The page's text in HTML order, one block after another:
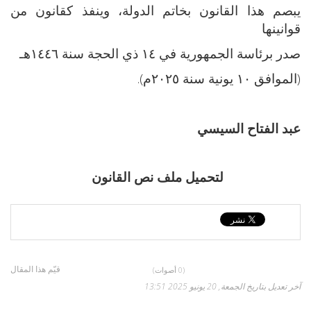
يبصم هذا القانون بخاتم الدولة، وينفذ كقانون من
قوانينها
صدر برئاسة الجمهورية في ١٤ ذي الحجة سنة ١٤٤٦هـ
(الموافق ١٠ يونية سنة ٢٠٢٥م).
عبد الفتاح السيسي
لتحميل ملف نص القانون
قيّم هذا المقال (0 أصوات)
آخر تعديل بتاريخ الجمعة, 20 يونيو 2025 13:51